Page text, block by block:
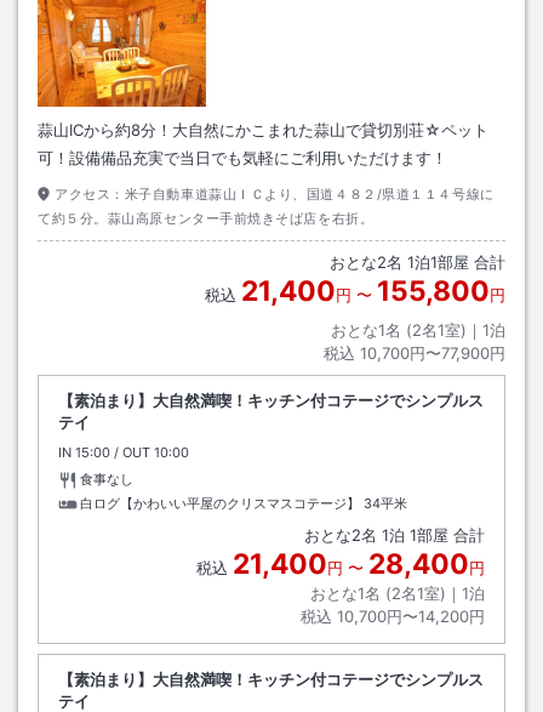
蒜山ICから約8分！大自然にかこまれた蒜山で貸切別荘☆ペット
可！設備備品充実で当日でも気軽にご利用いただけます！
アクセス： 米子自動車道蒜山ＩＣより、国道４８２/県道１１４号線に
て約５分。蒜山高原センター手前焼きそば店を右折。
おとな2名 1泊1部屋 合計
税込 21,400円 〜 155,800円
おとな1名 (2名1室)｜ 1泊
税込 10,700円〜77,900円
【素泊まり】大自然満喫！キッチン付コテージでシンプルス
テイ
IN チェックイン
15:00 / OUT チェックアウト
10:00
食事なし
白ログ【かわいい平屋のクリスマスコテージ】
34平米
おとな2名 1泊 1部屋 合計
税込 21,400円 〜 28,400円
おとな1名 (2名1室)｜ 1泊
税込 10,700円〜14,200円
【素泊まり】大自然満喫！キッチン付コテージでシンプルス
テイ